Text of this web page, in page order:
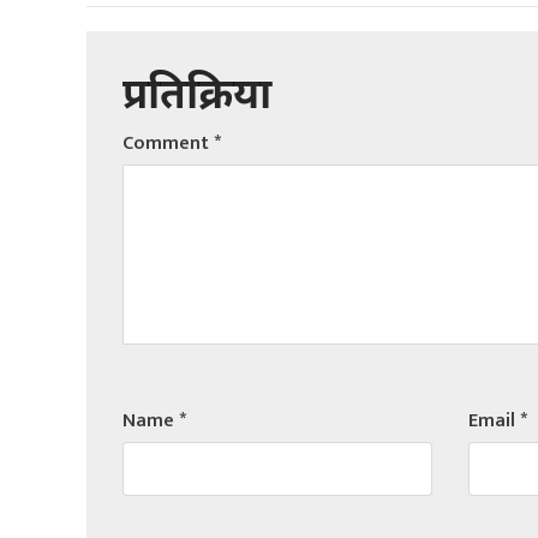
प्रतिक्रिया
Comment*
Name* Email*